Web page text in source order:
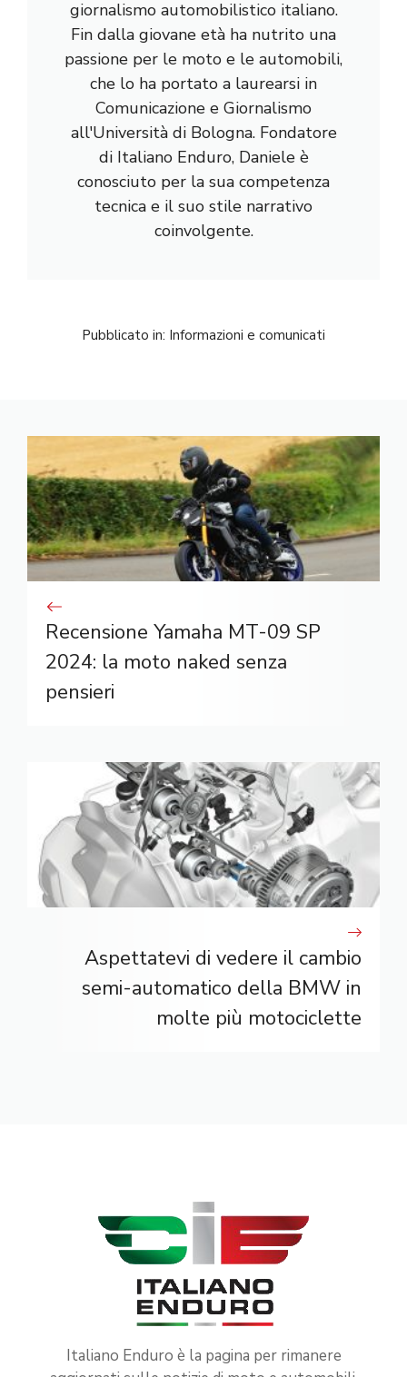
giornalismo automobilistico italiano.
Fin dalla giovane età ha nutrito una
passione per le moto e le automobili,
che lo ha portato a laurearsi in
Comunicazione e Giornalismo
all'Università di Bologna. Fondatore
di Italiano Enduro, Daniele è
conosciuto per la sua competenza
tecnica e il suo stile narrativo
coinvolgente.
Pubblicato in: Informazioni e comunicati
Recensione Yamaha MT-09 SP
2024: la moto naked senza
pensieri
Aspettatevi di vedere il cambio
semi-automatico della BMW in
molte più motociclette
Italiano Enduro è la pagina per rimanere